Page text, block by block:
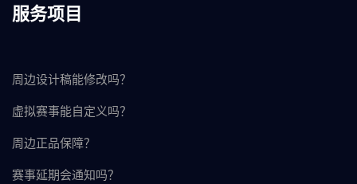
服务项目
周边设计稿能修改吗？
虚拟赛事能自定义吗？
周边正品保障？
赛事延期会通知吗？